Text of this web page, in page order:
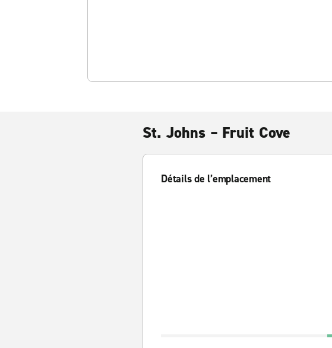
St. Johns – Fruit Cove
Détails de l’emplacement